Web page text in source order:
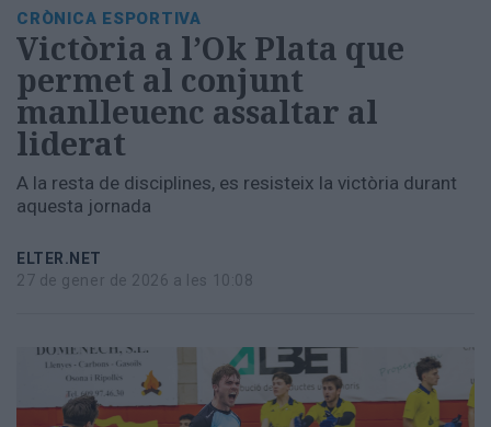
Portada
Societat
Política
Municipal
Economia
i
empresa
Cultura
Esports
Manlleu
notícies
CRÒNICA ESPORTIVA
Victòria a l’Ok Plata que
permet al conjunt
manlleuenc assaltar al
liderat
A la resta de disciplines, es resisteix la victòria durant
aquesta jornada
ELTER.NET
27 de gener de 2026 a les 10:08